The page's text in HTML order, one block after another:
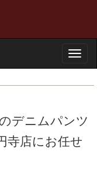
Toggle
デニムパンツ
寺店にお任せ